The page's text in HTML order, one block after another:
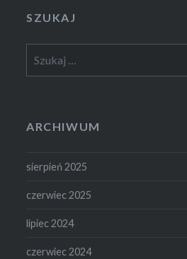
SZUKAJ
ARCHIWUM
sierpień 2025
czerwiec 2025
lipiec 2024
czerwiec 2024